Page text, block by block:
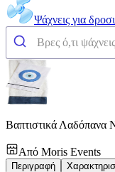
Ψάχνεις για
Βαπτιστικά
Από Moris Events
Περιγραφή